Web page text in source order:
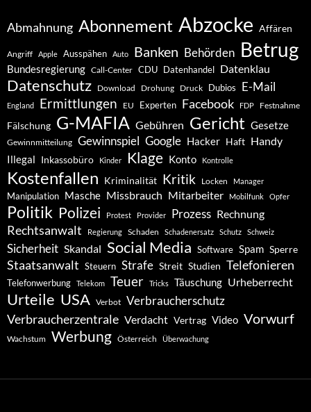
Abmahnung Abonnement Abzocke Affären
Angriff Apple Ausspähen Auto Banken Behörden Betrug
Bundesregierung Call-Center CDU Datenhandel Datenklau
Datenschutz Download Drohung Druck Dubios E-Mail
England Ermittlungen EU Experten Facebook FDP Festnahme
Fälschung G-MAFIA Gebühren Gericht Gesetze
Gewinnmitteilung Gewinnspiel Google Hacker Haft Handy
Illegal Inkassobüro Kinder Klage Konto Kontrolle
Kostenfallen Kriminalität Kritik Locken Manager
Manipulation Masche Missbrauch Mitarbeiter Mobilfunk Opfer
Politik Polizei Protest Provider Prozess Rechnung
Rechtsanwalt Regierung Schaden Schadenersatz Schutz Schweiz
Sicherheit Skandal Social Media Software Spam Sperre
Staatsanwalt Steuern Strafe Streit Studien Telefonieren
Telefonwerbung Telekom Teuer Tricks Täuschung Urheberrecht
Urteile USA Verbot Verbraucherschutz
Verbraucherzentrale Verdacht Vertrag Video Vorwurf
Wachstum Werbung Österreich Überwachung